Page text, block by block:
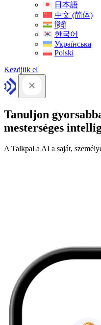
日本語
中文 (简体)
हिंदी
한국어
Українська
Polski
Kezdjük el
Tanuljon
mesterséges
A Talkpal a AI a saját,